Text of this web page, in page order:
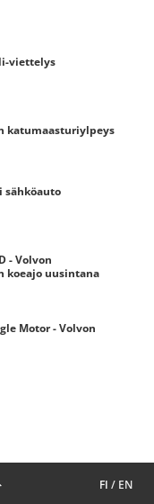
viettelys
katumaasturiylpeys
sähköauto
- Volvon
koeajo uusintana
Motor - Volvon
FI / EN